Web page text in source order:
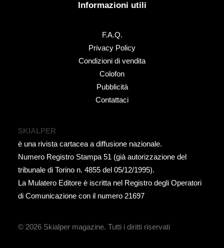
Informazioni utili
F.A.Q.
Privacy Policy
Condizioni di vendita
Colofon
Pubblicità
Contattaci
SKIALPER
è una rivista cartacea a diffusione nazionale.
Numero Registro Stampa 51 (già autorizzazione del
tribunale di Torino n. 4855 del 05/12/1995).
La Mulatero Editore è iscritta nel Registro degli Operatori
di Comunicazione con il numero 21697
© 2026 Skialper magazine. Tutti i diritti riservati